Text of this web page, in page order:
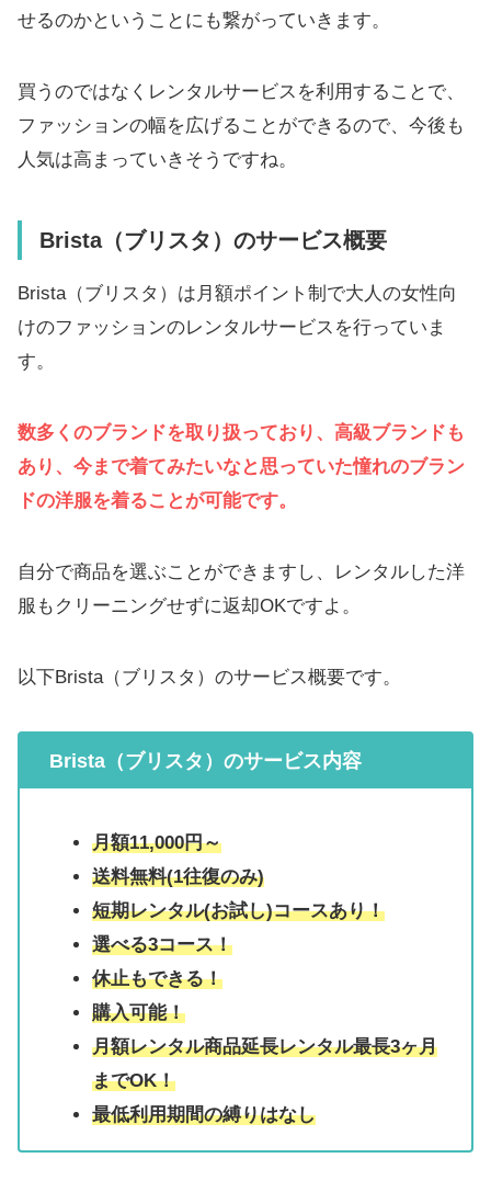
せるのかということにも繋がっていきます。
買うのではなくレンタルサービスを利用することで、
ファッションの幅を広げることができるので、今後も
人気は高まっていきそうですね。
Brista（ブリスタ）のサービス概要
Brista（ブリスタ）は月額ポイント制で大人の女性向
けのファッションのレンタルサービスを行っていま
す。
数多くのブランドを取り扱っており、高級ブランドも
あり、今まで着てみたいなと思っていた憧れのブラン
ドの洋服を着ることが可能です。
自分で商品を選ぶことができますし、レンタルした洋
服もクリーニングせずに返却OKですよ。
以下Brista（ブリスタ）のサービス概要です。
Brista（ブリスタ）のサービス内容
月額11,000円～
送料無料(1往復のみ)
短期レンタル(お試し)コースあり！
選べる3コース！
休止もできる！
購入可能！
月額レンタル商品延長レンタル最長3ヶ月
までOK！
最低利用期間の縛りはなし